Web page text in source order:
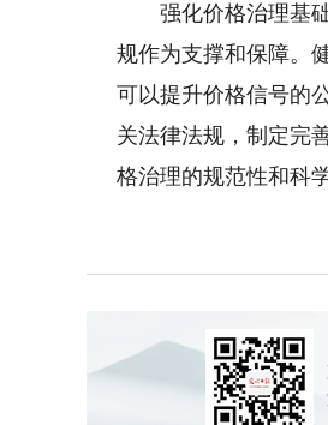
强化价格治理基础
规作为支撑和保障。
可以提升价格信号的
关法律法规，制定完
格治理的规范性和科学